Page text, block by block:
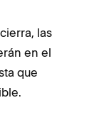
las
en el
que